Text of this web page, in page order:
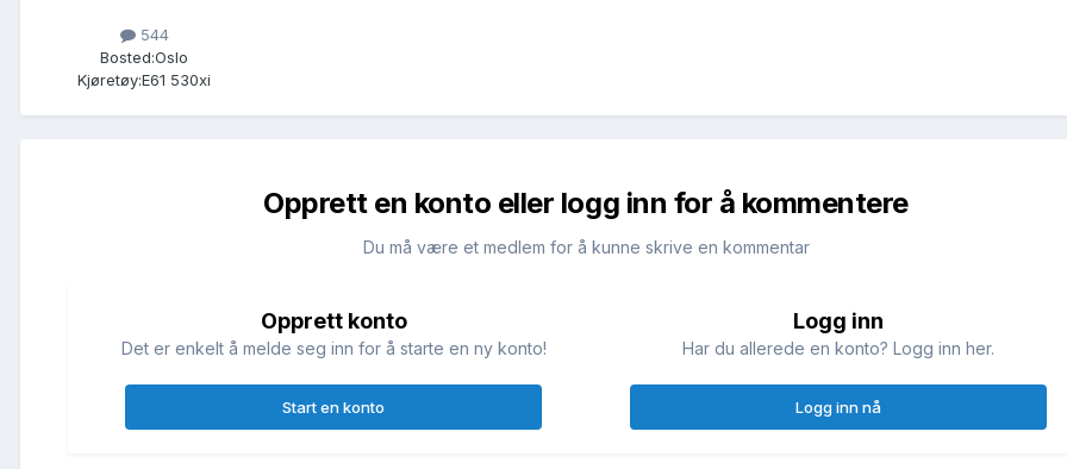
544
Bosted:Oslo
Kjøretøy:E61 530xi
Opprett en konto eller logg inn for å kommentere
Du må være et medlem for å kunne skrive en kommentar
Opprett konto
Det er enkelt å melde seg inn for å starte en ny konto!
Start en konto
Logg inn
Har du allerede en konto? Logg inn her.
Logg inn nå